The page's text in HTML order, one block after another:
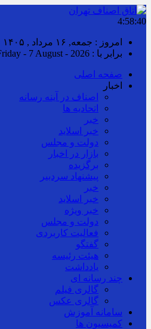
4:58:41
امروز : جمعه, ۱۶ مرداد , ۱۴۰۵
برابر با : Friday - 7 August - 2026
صفحه اصلی
اخبار
اصناف در آینه رسانه
اتحادیه ها
خبر
خبر اسلايد
دولت و مجلس
بازار در اخبار
برگزیده
پیشنهاد سردبیر
خبر
خبر اسلايد
خبر ویژه
دولت و مجلس
فعالیت کاربردی
گفتگو
هیئت رئیسه
یادداشت
چند رسانه ای
گالری فیلم
گالری عکس
سامانه آموزش
کمیسیون ها